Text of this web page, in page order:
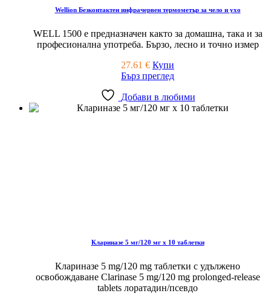
Wellion Безконтактен инфрачервен термометър за чело и ухо
WELL 1500 е предназначен както за домашна, така и за
професионална употреба. Бързо, лесно и точно измер
27.61 € Купи
Бърз преглед
Добави в любими
Клариназе 5 мг/120 мг x 10 таблетки
Клариназе 5 mg/120 mg таблетки с удължено
освобождаване Clarinase 5 mg/120 mg prolonged-release
tablets лоратадин/псевдо